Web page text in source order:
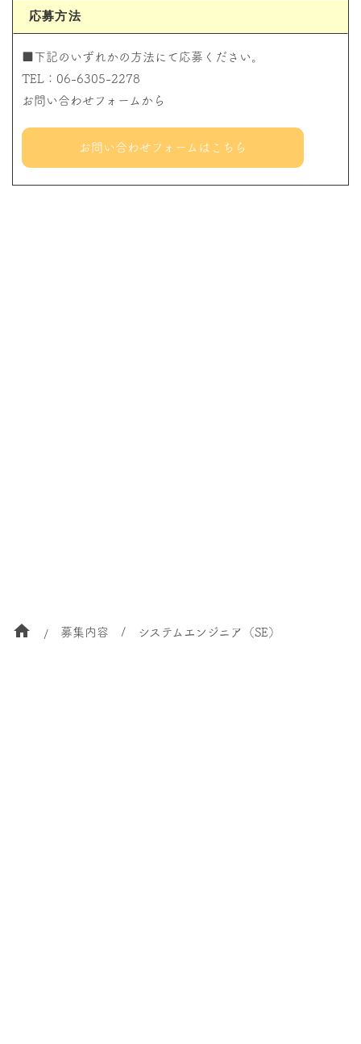
応募方法
■下記のいずれかの方法にて応募ください。
TEL：06-6305-2278
お問い合わせフォームから
お問い合わせフォームはこちら
home 募集内容 システムエンジニア（SE）